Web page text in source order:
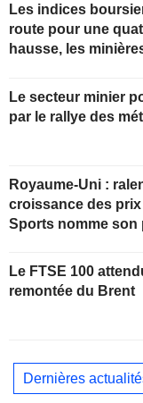
Les indices
route pour une
hausse, les
Le secteur minier
par le rallye des
Royaume-Uni :
croissance des
Sports nomme son
Le FTSE 100
remontée du Brent
Dernières